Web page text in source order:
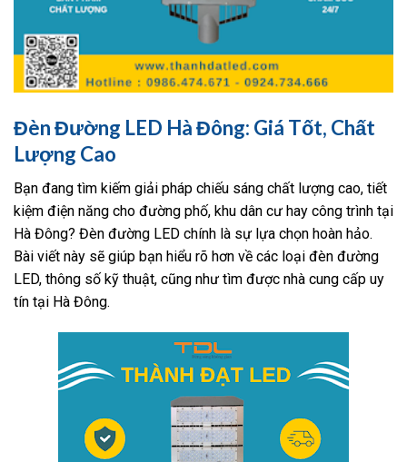
Đèn Đường LED Hà Đông: Giá Tốt, Chất
Lượng Cao
Bạn đang tìm kiếm giải pháp chiếu sáng chất lượng cao, tiết
kiệm điện năng cho đường phố, khu dân cư hay công trình tại
Hà Đông? Đèn đường LED chính là sự lựa chọn hoàn hảo.
Bài viết này sẽ giúp bạn hiểu rõ hơn về các loại đèn đường
LED, thông số kỹ thuật, cũng như tìm được nhà cung cấp uy
tín tại Hà Đông.